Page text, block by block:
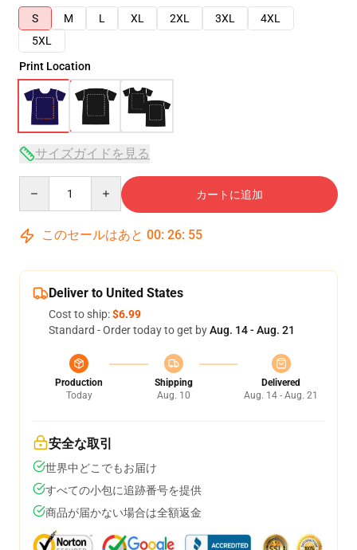
S
M L XL 2XL 3XL
4XL
5XL
Print Location
サイズガイドを見る
カートに追加
このセールはあと 00: 26: 54
Deliver to United States
Cost to ship:$6.99
Standard - Order today to get byAug. 14 - Aug. 21
Production
Today
Shipping
Aug. 10
Delivered
Aug. 14 - Aug. 21
安全な取引
世界中どこでもお届け
すべての小包に追跡番号を提供
商品が届かない場合は全額返金